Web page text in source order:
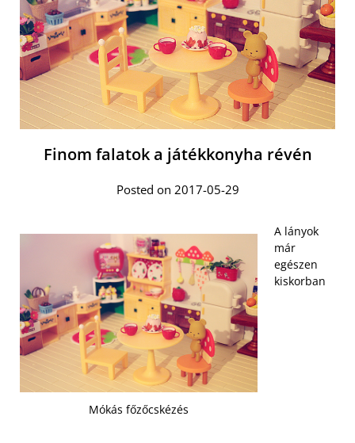
Finom falatok a játékkonyha révén
Posted on 2017-05-29
Mókás főzőcskézés
A lányok
már
egészen
kiskorban